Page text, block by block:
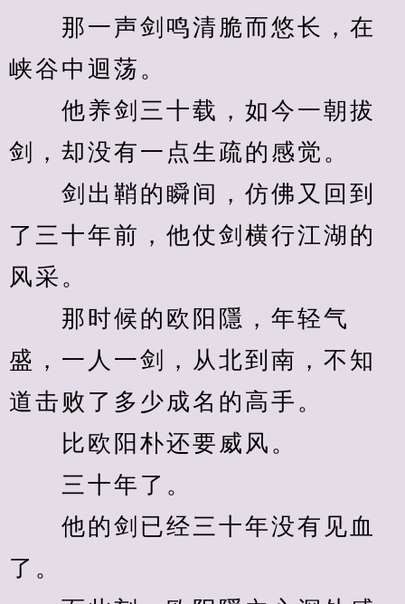
那一声剑鸣清脆而悠长，在
峡谷中迴荡。
他养剑三十载，如今一朝拔
剑，却没有一点生疏的感觉。
剑出鞘的瞬间，仿佛又回到
了三十年前，他仗剑横行江湖的
风采。
那时候的欧阳隱，年轻气
盛，一人一剑，从北到南，不知
道击败了多少成名的高手。
比欧阳朴还要威风。
三十年了。
他的剑已经三十年没有见血
了。